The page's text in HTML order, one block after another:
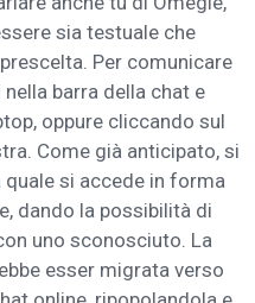
sia testuale che
Per comunicare
barra della chat e
oppure cliccando sul
Come già anticipato, si
quale si accede in forma
dando la possibilità di
uno sconosciuto. La
esser migrata verso